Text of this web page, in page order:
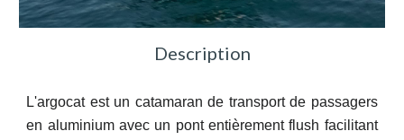
Description
L'argocat est un catamaran de transport de passagers
en aluminium avec un pont entièrement flush facilitant